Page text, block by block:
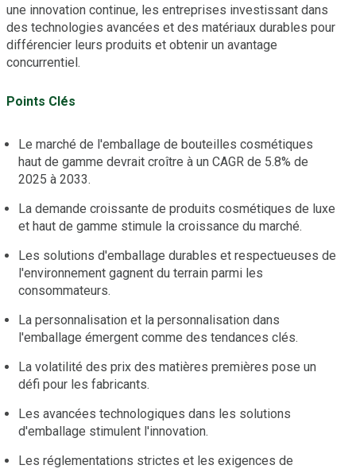
une innovation continue, les entreprises investissant dans
des technologies avancées et des matériaux durables pour
différencier leurs produits et obtenir un avantage
concurrentiel.
Points Clés
Le marché de l'emballage de bouteilles cosmétiques
haut de gamme devrait croître à un CAGR de 5.8% de
2025 à 2033.
La demande croissante de produits cosmétiques de luxe
et haut de gamme stimule la croissance du marché.
Les solutions d'emballage durables et respectueuses de
l'environnement gagnent du terrain parmi les
consommateurs.
La personnalisation et la personnalisation dans
l'emballage émergent comme des tendances clés.
La volatilité des prix des matières premières pose un
défi pour les fabricants.
Les avancées technologiques dans les solutions
d'emballage stimulent l'innovation.
Les réglementations strictes et les exigences de